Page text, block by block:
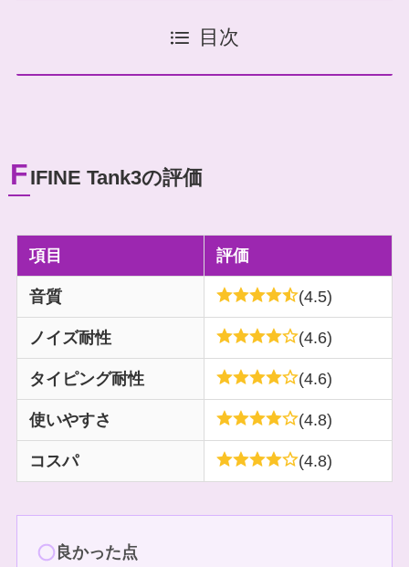
目次
FIFINE Tank3の評価
項目 評価
音質 (4.5)
ノイズ耐性 (4.6)
タイピング耐性 (4.6)
使いやすさ (4.8)
コスパ (4.8)
良かった点